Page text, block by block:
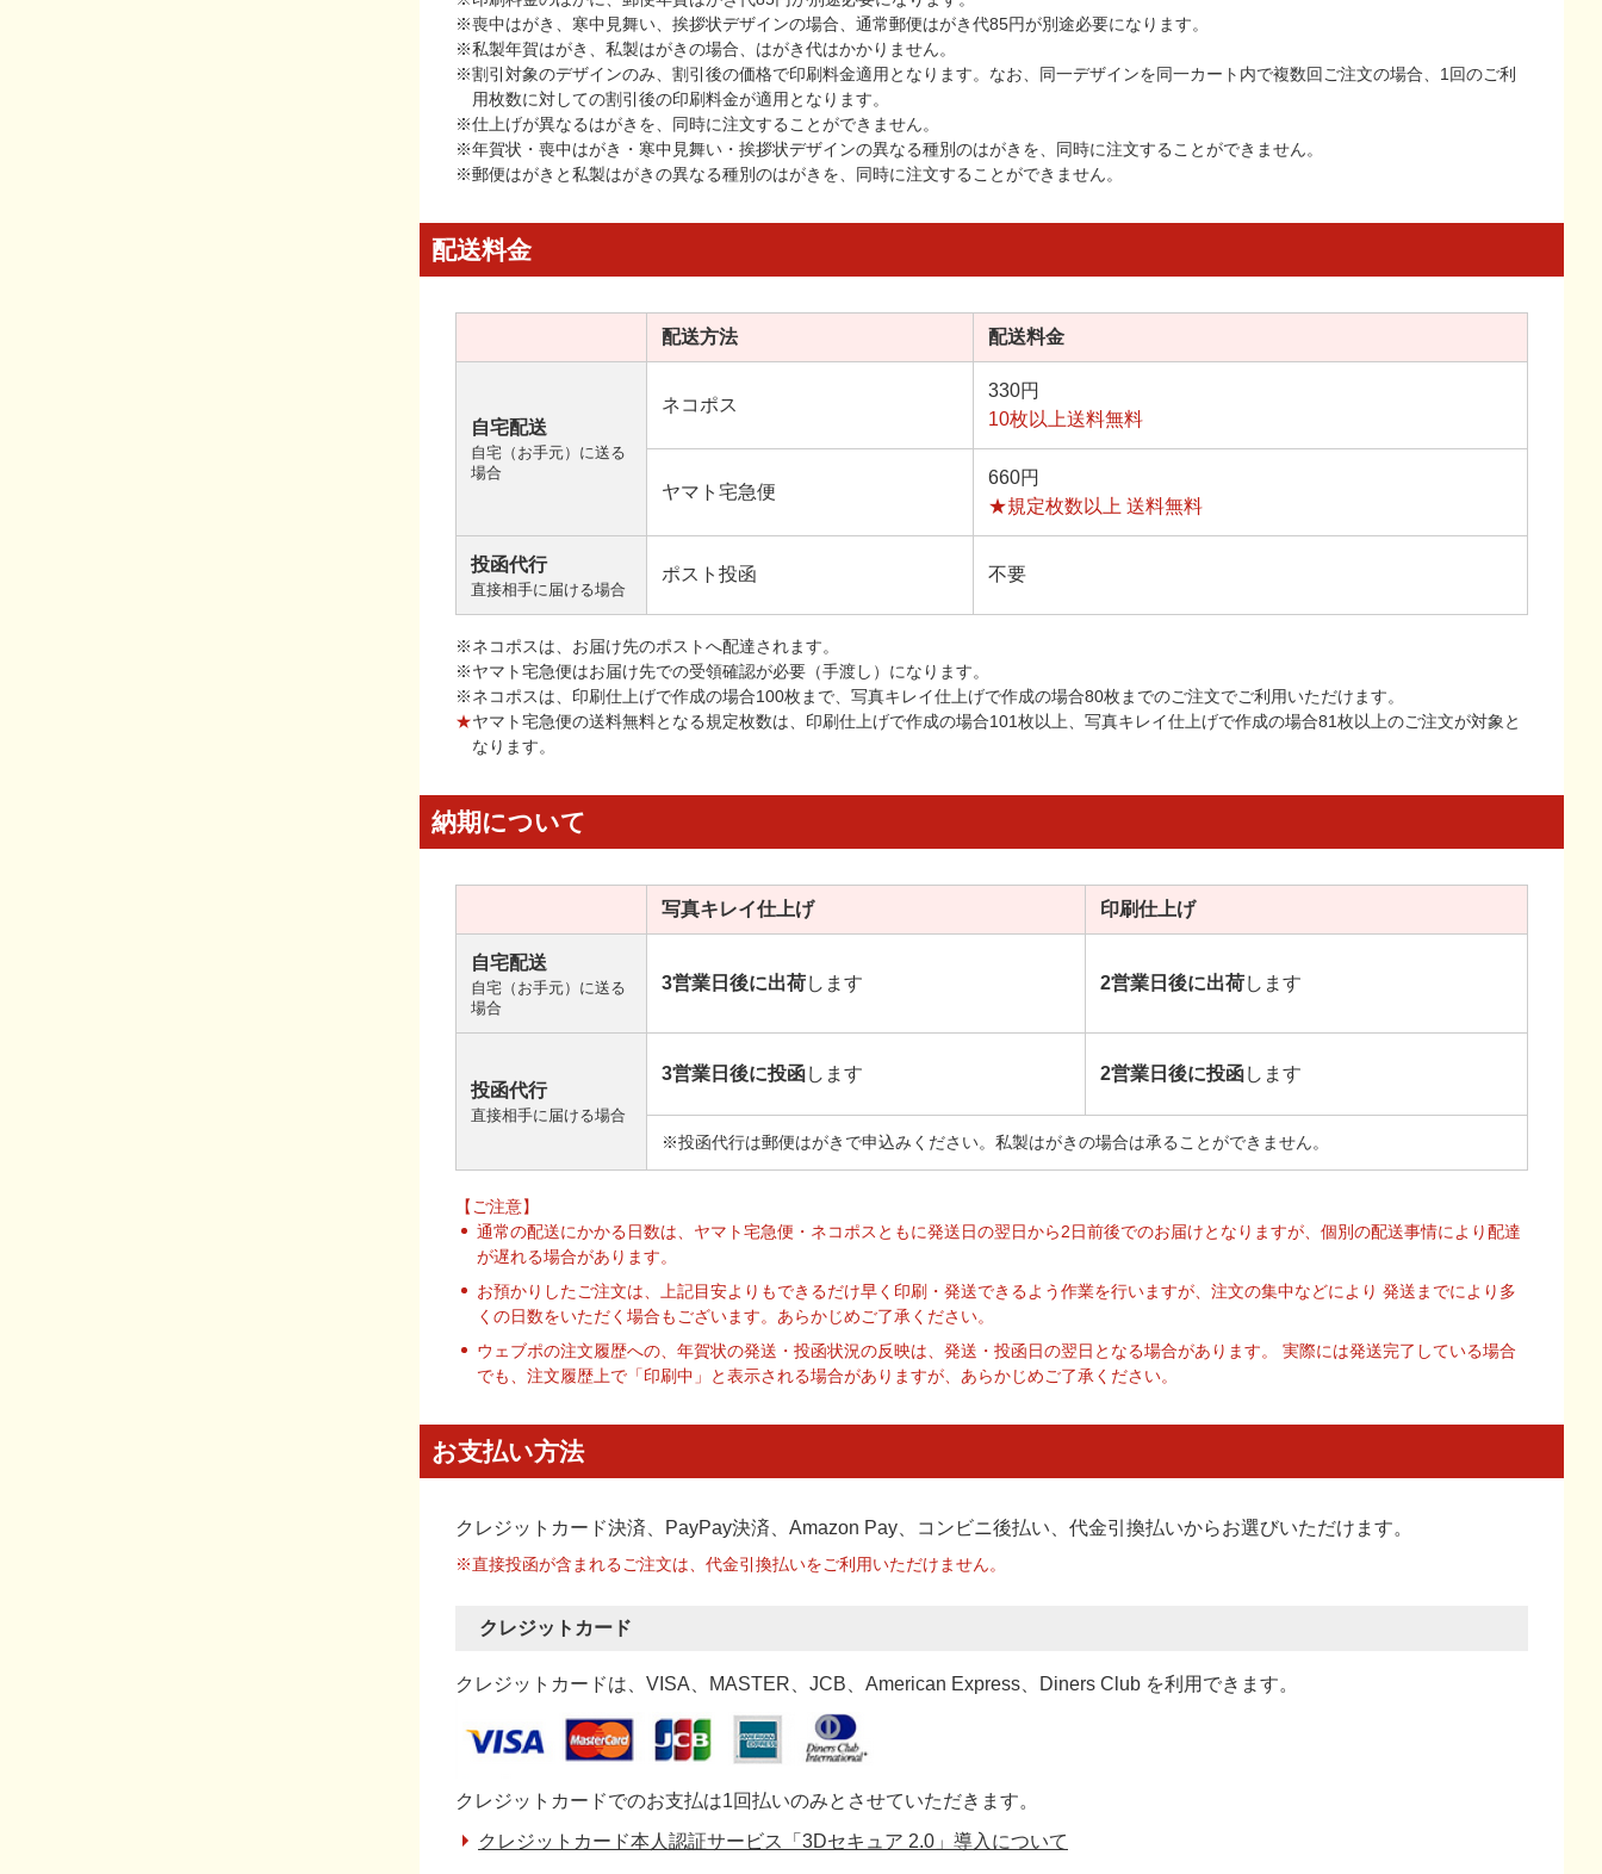
※喪中はがき、寒中見舞い、挨拶状デザインの場合、通常郵便はがき代85円が別途必要になります。
※私製年賀はがき、私製はがきの場合、はがき代はかかりません。
※割引対象のデザインのみ、割引後の価格で印刷料金適用となります。なお、同一デザインを同一カート内で複数回ご注文の場合、1回のご利
用枚数に対しての割引後の印刷料金が適用となります。
※仕上げが異なるはがきを、同時に注文することができません。
※年賀状・喪中はがき・寒中見舞い・挨拶状デザインの異なる種別のはがきを、同時に注文することができません。
※郵便はがきと私製はがきの異なる種別のはがきを、同時に注文することができません。
配送料金
配送方法 配送料金
自宅配送
自宅（お手元）に送る
場合
ネコポス
330円
10枚以上送料無料
ヤマト宅急便
660円
★規定枚数以上 送料無料
投函代行
直接相手に届ける場合
ポスト投函 不要
※ネコポスは、お届け先のポストへ配達されます。
※ヤマト宅急便はお届け先での受領確認が必要（手渡し）になります。
※ネコポスは、印刷仕上げで作成の場合100枚まで、写真キレイ仕上げで作成の場合80枚までのご注文でご利用いただけます。
★ヤマト宅急便の送料無料となる規定枚数は、印刷仕上げで作成の場合101枚以上、写真キレイ仕上げで作成の場合81枚以上のご注文が対象と
なります。
納期について
写真キレイ仕上げ 印刷仕上げ
自宅配送
自宅（お手元）に送る
場合
3営業日後に出荷します 2営業日後に出荷します
投函代行
直接相手に届ける場合
3営業日後に投函します 2営業日後に投函します
※投函代行は郵便はがきで申込みください。私製はがきの場合は承ることができません。
【ご注意】
通常の配送にかかる日数は、ヤマト宅急便・ネコポスともに発送日の翌日から2日前後でのお届けとなりますが、個別の配送事情により配達
が遅れる場合があります。
お預かりしたご注文は、上記目安よりもできるだけ早く印刷・発送できるよう作業を行いますが、注文の集中などにより 発送までにより多
くの日数をいただく場合もございます。あらかじめご了承ください。
ウェブポの注文履歴への、年賀状の発送・投函状況の反映は、発送・投函日の翌日となる場合があります。 実際には発送完了している場合
でも、注文履歴上で「印刷中」と表示される場合がありますが、あらかじめご了承ください。
お支払い方法
クレジットカード決済、PayPay決済 、Amazon Pay、コンビニ後払い、代金引換払いからお選びいただけます。
※直接投函が含まれるご注文は、代金引換払いをご利用いただけません。
クレジットカード
クレジットカードは、VISA、MASTER、JCB、American Express、Diners Club を利用できます。
クレジットカードでのお支払は1回払いのみとさせていただきます。
クレジットカード本人認証サービス「3Dセキュア 2.0」導入について